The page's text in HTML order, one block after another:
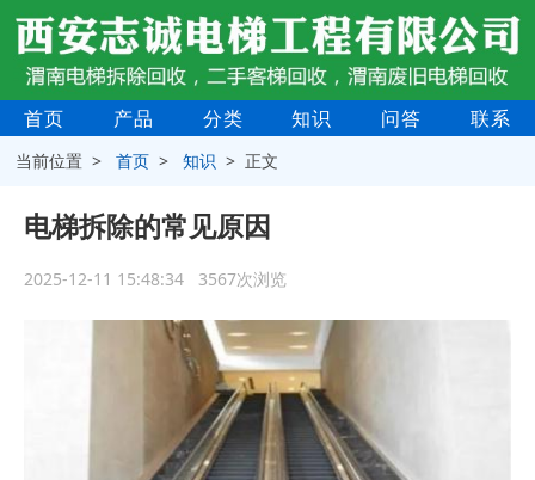
首页 产品 分类 知识 问答 联系
当前位置 >首页 >知识 > 正文
电梯拆除的常见原因
2025-12-11 15:48:34 3567次浏览